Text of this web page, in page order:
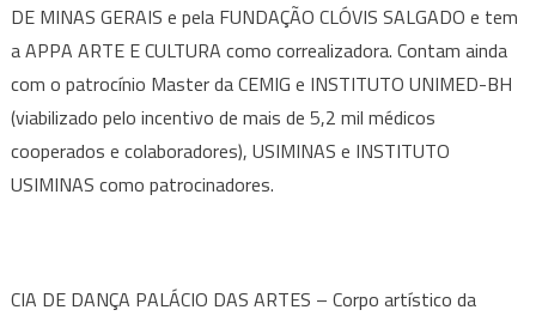
DE MINAS GERAIS e pela FUNDAÇÃO CLÓVIS SALGADO e tem
a APPA ARTE E CULTURA como correalizadora. Contam ainda
com o patrocínio Master da CEMIG e INSTITUTO UNIMED-BH
(viabilizado pelo incentivo de mais de 5,2 mil médicos
cooperados e colaboradores), USIMINAS e INSTITUTO
USIMINAS como patrocinadores.
CIA DE DANÇA PALÁCIO DAS ARTES – Corpo artístico da